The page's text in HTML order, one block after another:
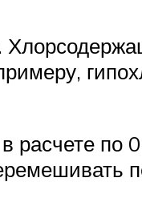
расчете